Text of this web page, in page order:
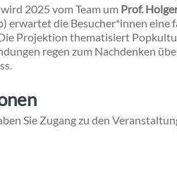
2025 vom Team um Prof.
erwartet die Besucher*innen eine
Projektion thematisiert
regen zum Nachdenken
Sie Zugang zu den